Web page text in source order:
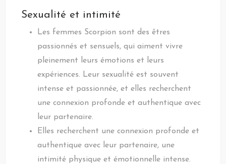
Sexualité et intimité
Les femmes Scorpion sont des êtres
passionnés et sensuels, qui aiment vivre
pleinement leurs émotions et leurs
expériences. Leur sexualité est souvent
intense et passionnée, et elles recherchent
une connexion profonde et authentique avec
leur partenaire.
Elles recherchent une connexion profonde et
authentique avec leur partenaire, une
intimité physique et émotionnelle intense.